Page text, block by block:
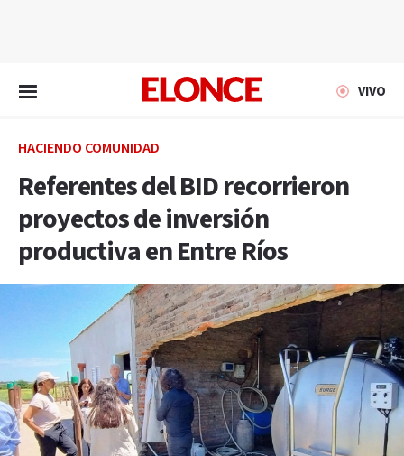
VIVO
HACIENDO COMUNIDAD
Referentes del BID recorrieron
proyectos de inversión
productiva en Entre Ríos